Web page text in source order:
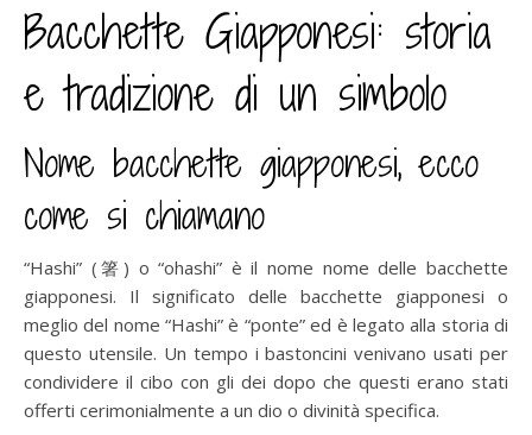
Bacchette Giapponesi: storia
e tradizione di un simbolo
Nome bacchette giapponesi, ecco
come si chiamano
“Hashi” (箸) o “ohashi” è il nome nome delle bacchette
giapponesi. Il significato delle bacchette giapponesi o
meglio del nome “Hashi” è “ponte” ed è legato alla storia di
questo utensile. Un tempo i bastoncini venivano usati per
condividere il cibo con gli dei dopo che questi erano stati
offerti cerimonialmente a un dio o divinità specifica.